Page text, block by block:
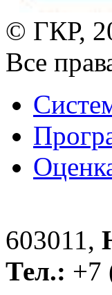
© ГКР,
Все
603011,
Тел.: +7